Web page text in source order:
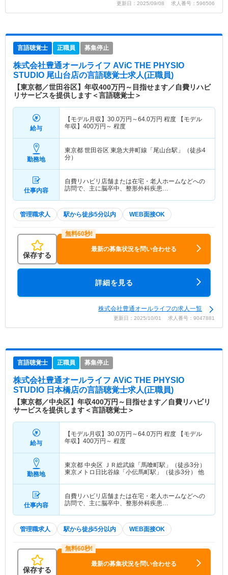
更新日：2025/09/08 求人番号：596506
言語聴覚士 正職員 募集停止
株式会社豊通オールライフ AViC THE PHYSIO
STUDIO 尾山台店の言語聴覚士求人(正職員)
【東京都／世田谷区】年収400万円～目指せます／自費リハビ
リサービスを提供します＜言語聴覚士＞
給与
【モデル月収】 30.0万円～64.0万円 程度 【モデル
年収】 400万円～ 程度
勤務地
東京都 世田谷区 東急大井町線「尾山台駅」（徒歩4
分）
仕事内容
自費リハビリ店舗または在宅・老人ホームなどへの
訪問で、主に脳卒中、整形外科疾患…
管理職求人 駅から徒歩5分以内 WEB面接OK
保存する
最新の募集状況を問い合わせる
詳細を見る
株式会社豊通オールライフの求人一覧
更新日：2025/10/01 求人番号：9047881
言語聴覚士 正職員 募集停止
株式会社豊通オールライフ AViC THE PHYSIO
STUDIO 日本橋店の言語聴覚士求人(正職員)
【東京都／中央区】年収400万円～目指せます／自費リハビリ
サービスを提供します＜言語聴覚士＞
給与
【モデル月収】 30.0万円～64.0万円 程度 【モデル
年収】 400万円～ 程度
勤務地
東京都 中央区 ＪＲ総武線「馬喰町駅」（徒歩3分）
東京メトロ日比谷線「小伝馬町駅」（徒歩3分） 他
仕事内容
自費リハビリ店舗または在宅・老人ホームなどへの
訪問で、主に脳卒中、整形外科疾患…
管理職求人 駅から徒歩5分以内 WEB面接OK
保存する
最新の募集状況を問い合わせる